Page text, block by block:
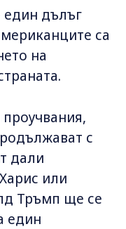
дълъг
са
на
с
дали
или
Тръмп ще се
един